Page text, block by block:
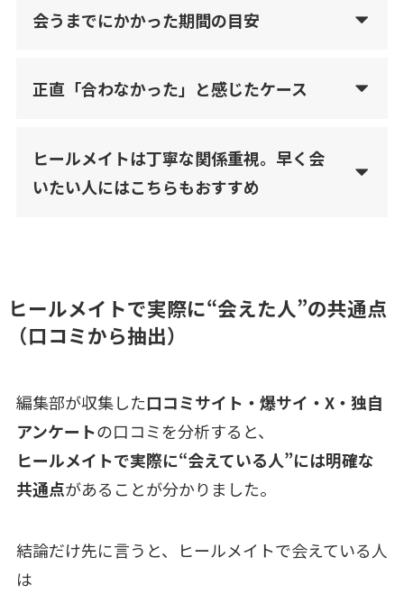
会うまでにかかった期間の目安
正直「合わなかった」と感じたケース
ヒールメイトは丁寧な関係重視。早く会
いたい人にはこちらもおすすめ
ヒールメイトで実際に“会えた人”の共通点
（口コミから抽出）
編集部が収集した口コミサイト・爆サイ・X・独自
アンケートの口コミを分析すると、
ヒールメイトで実際に“会えている人”には明確な
共通点があることが分かりました。
結論だけ先に言うと、ヒールメイトで会えている人
は